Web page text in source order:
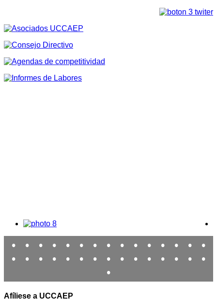
• • • • • • • • • • • • • •
•
•
• • • • • • • • • • • • •
•
•
Afíliese a UCCAEP